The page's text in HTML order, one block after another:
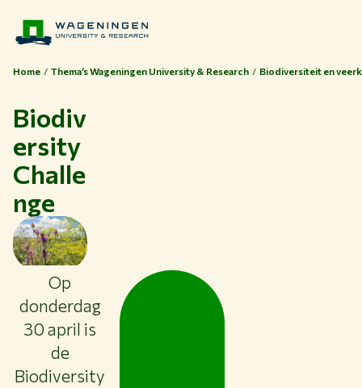
Home Thema’s Wageningen University & Research Biodiversiteit en
Biodiv
ersity
Challe
nge
Op
donderdag
30 april is
de
Biodiversity